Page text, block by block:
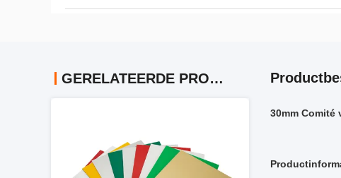
GERELATEERDE PRODUCTEN
30mm Comité